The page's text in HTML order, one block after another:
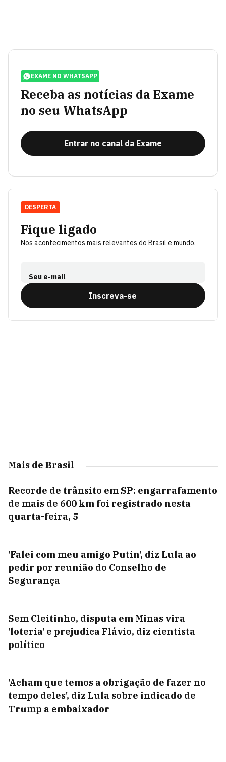
EXAME NO WHATSAPP
Receba as notícias da Exame
no seu WhatsApp
Entrar no canal da Exame
Fique ligado
Nos acontecimentos mais relevantes do Brasil e mundo.
Seu e-mail
Inscreva-se
DESPERTA
Mais de Brasil
Recorde de trânsito em SP: engarrafamento
de mais de 600 km foi registrado nesta
quarta-feira, 5
'Falei com meu amigo Putin', diz Lula ao
pedir por reunião do Conselho de
Segurança
Sem Cleitinho, disputa em Minas vira
'loteria' e prejudica Flávio, diz cientista
político
'Acham que temos a obrigação de fazer no
tempo deles', diz Lula sobre indicado de
Trump a embaixador